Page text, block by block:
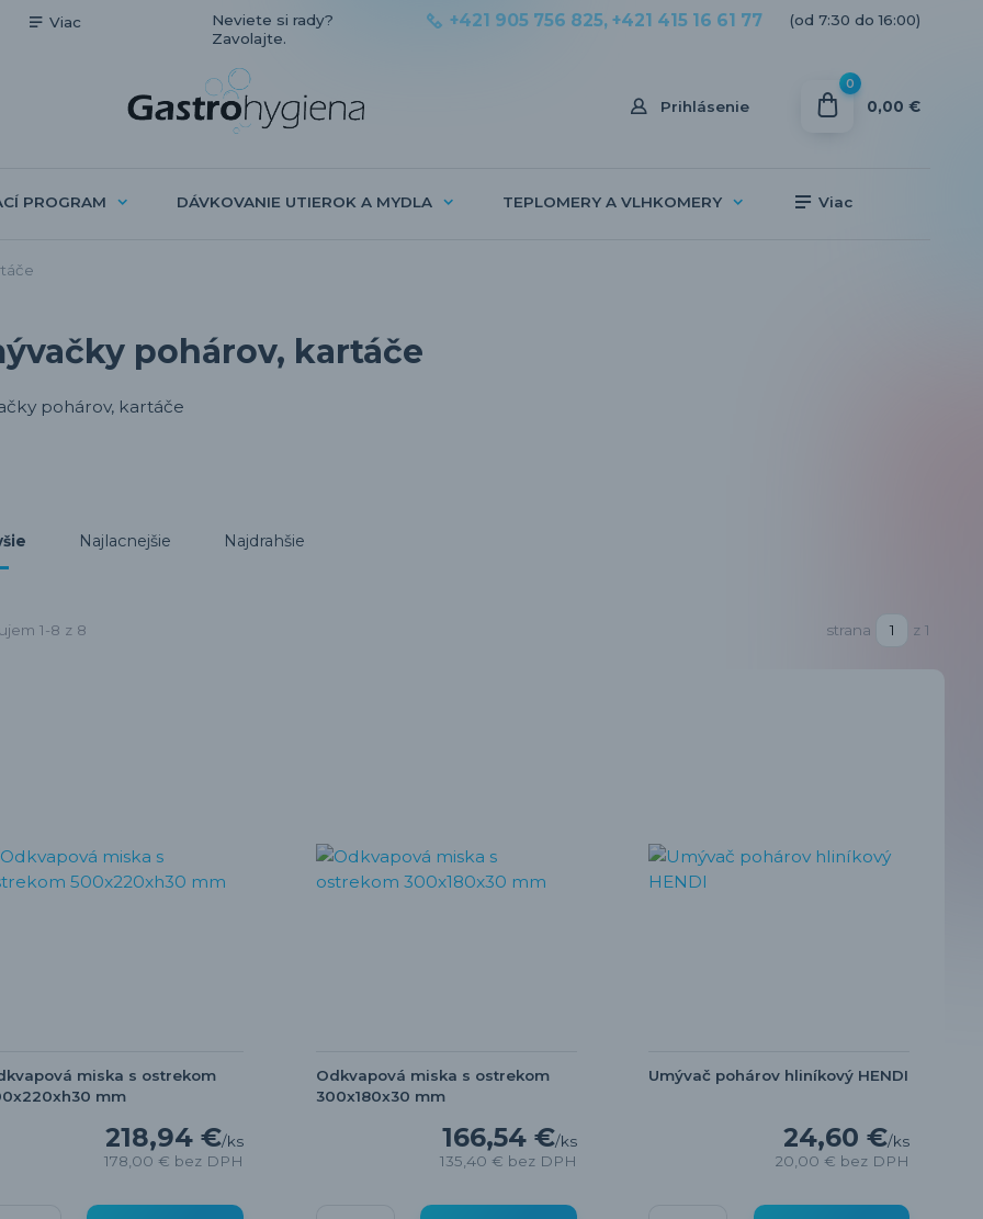
Viac
Prihlásenie
Neviete si rady?
Zavolajte.
+421 905 756 825, +421 415 16 61 77 (od 7:30 do 16:00)
0
0,00 €
PROGRAM DÁVKOVANIE UTIEROK A MYDLA TEPLOMERY A VLHKOMERY Viac
pohárov, kartáče
pohárov, kartáče
Najlacnejšie Najdrahšie
1-8 z 8 strana z 1
miska s ostrekom
mm
218,94 €/ks
178,00 € bez DPH
Odkvapová miska s ostrekom
300x180x30 mm
166,54 €/ks
135,40 € bez DPH
Umývač pohárov hliníkový HENDI
24,60 €/ks
20,00 € bez DPH